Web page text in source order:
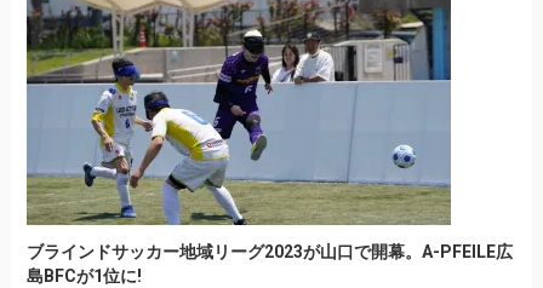
ブラインドサッカー地域リーグ2023が山口で開幕。A-PFEILE広
島BFCが1位に!